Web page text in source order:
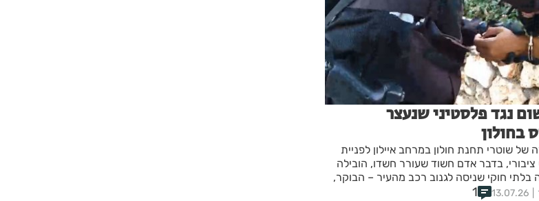
נגד פלסטיני שנעצר
בחולון
של שוטרי תחנת חולון במרחב איילון לפניית
ציבורי, בדבר אדם חשוד שעורר חשדו, הובילה
חוקי שניסה לגנוב רכב מהעיר – הבוקר,
אישום
13.07.26
1